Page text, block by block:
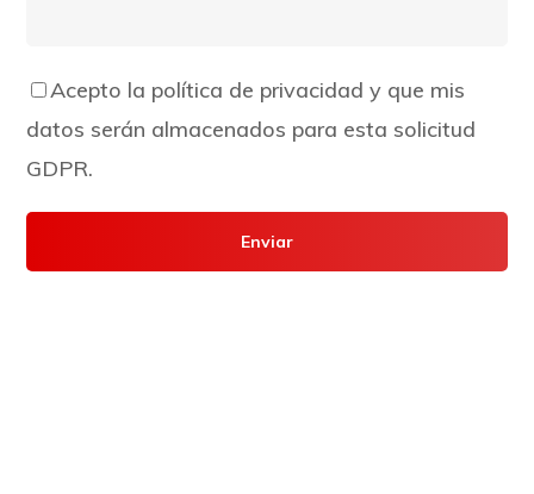
Acepto la política de privacidad y que mis
datos serán almacenados para esta solicitud
GDPR.